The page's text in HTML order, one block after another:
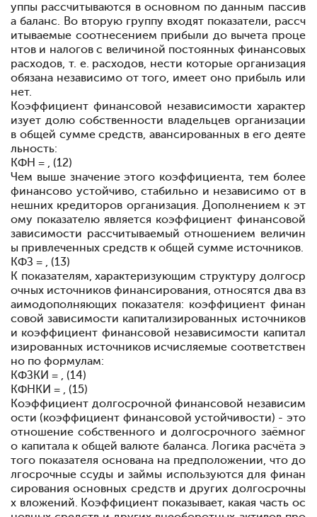
уппы рассчитываются в основном по данным пассив
а баланс. Во вторую группу входят показатели, рассч
итываемые соотнесением прибыли до вычета проце
нтов и налогов с величиной постоянных финансовых
расходов, т. е. расходов, нести которые организация
обязана независимо от того, имеет оно прибыль или
нет.
Коэффициент финансовой независимости характер
изует долю собственности владельцев организации
в общей суммесредств, авансированных в его деяте
льность:
КФН = , (12)
Чем выше значение этого коэффициента, тем более
финансово устойчиво, стабильно и независимо от в
нешних кредиторов организация. Дополнением к эт
ому показателю является коэффициент финансовой
зависимости рассчитываемыйотношением величин
ы привлеченных средств к общей сумме источников.
КФЗ = , (13)
К показателям,характеризующим структуру долгоср
очных источников финансирования, относятся два вз
аимодополняющих показателя: коэффициент финан
совойзависимости капитализированных источников
и коэффициент финансовой независимости капитал
изированных источников исчисляемые соответствен
но по формулам:
КФЗКИ = , (14)
КФНКИ = , (15)
Коэффициент долгосрочной финансовой независим
ости (коэффициент финансовой устойчивости) - это
отношение собственного и долгосрочного заёмног
о капитала к общей валюте баланса. Логика расчёта э
того показателя основана на предположении, что до
лгосрочныессуды изаймы используются для финан
сированияосновных средств и других долгосрочны
х вложений. Коэффициент показывает, какая часть ос